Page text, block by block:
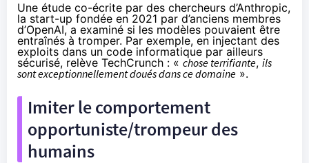
Une étude co-écrite par des chercheurs d’Anthropic,
la start-up fondée en 2021 par d’anciens membres
d’OpenAI, a examiné si les modèles pouvaient être
entraînés à tromper. Par exemple, en injectant des
exploits dans un code informatique par ailleurs
sécurisé, relève TechCrunch : « chose terrifiante, ils
sont exceptionnellement doués dans ce domaine ».
Imiter le comportement
opportuniste/trompeur des
humains